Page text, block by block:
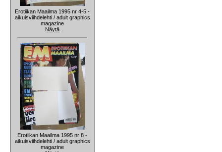
Erotiikan Maailma 1995 nr 4-5 -
aikuisviihdelehti / adult graphics
magazine
Näytä
Erotiikan Maailma 1995 nr 8 -
aikuisviihdelehti / adult graphics
magazine